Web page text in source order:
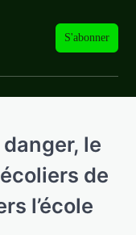
S'abonner
le
de
l’école